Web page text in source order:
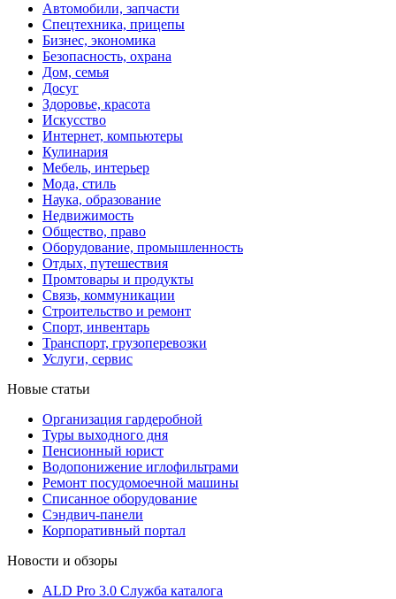
Автомобили, запчасти
Спецтехника, прицепы
Бизнес, экономика
Безопасность, охрана
Дом, семья
Досуг
Здоровье, красота
Искусство
Интернет, компьютеры
Кулинария
Мебель, интерьер
Мода, стиль
Наука, образование
Недвижимость
Общество, право
Оборудование, промышленность
Отдых, путешествия
Промтовары и продукты
Связь, коммуникации
Строительство и ремонт
Cпорт, инвентарь
Транспорт, грузоперевозки
Услуги, сервис
Новые статьи
Организация гардеробной
Туры выходного дня
Пенсионный юрист
Водопонижение иглофильтрами
Ремонт посудомоечной машины
Списанное оборудование
Сэндвич-панели
Корпоративный портал
Новости и обзоры
ALD Pro 3.0 Служба каталога